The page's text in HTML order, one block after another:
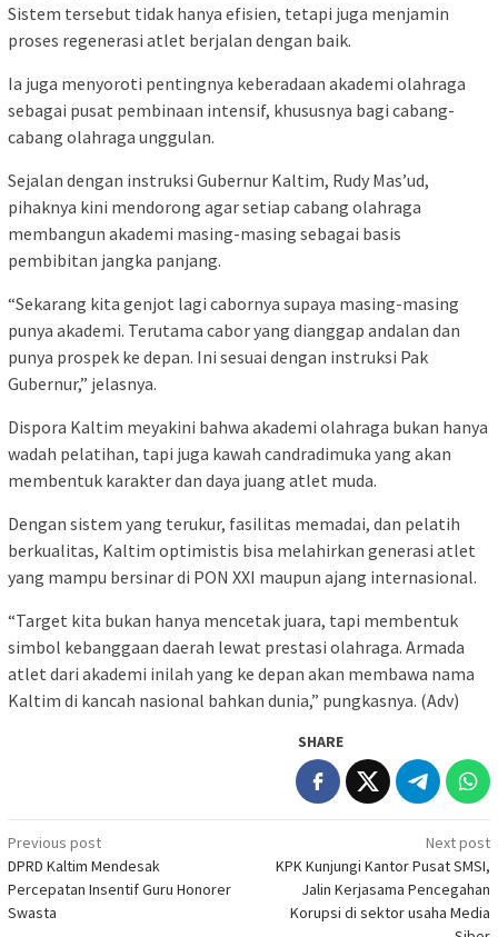
Sistem tersebut tidak hanya efisien, tetapi juga menjamin
proses regenerasi atlet berjalan dengan baik.
Ia juga menyoroti pentingnya keberadaan akademi olahraga
sebagai pusat pembinaan intensif, khususnya bagi cabang-
cabang olahraga unggulan.
Sejalan dengan instruksi Gubernur Kaltim, Rudy Mas’ud,
pihaknya kini mendorong agar setiap cabang olahraga
membangun akademi masing-masing sebagai basis
pembibitan jangka panjang.
“Sekarang kita genjot lagi cabornya supaya masing-masing
punya akademi. Terutama cabor yang dianggap andalan dan
punya prospek ke depan. Ini sesuai dengan instruksi Pak
Gubernur,” jelasnya.
Dispora Kaltim meyakini bahwa akademi olahraga bukan hanya
wadah pelatihan, tapi juga kawah candradimuka yang akan
membentuk karakter dan daya juang atlet muda.
Dengan sistem yang terukur, fasilitas memadai, dan pelatih
berkualitas, Kaltim optimistis bisa melahirkan generasi atlet
yang mampu bersinar di PON XXI maupun ajang internasional.
“Target kita bukan hanya mencetak juara, tapi membentuk
simbol kebanggaan daerah lewat prestasi olahraga. Armada
atlet dari akademi inilah yang ke depan akan membawa nama
Kaltim di kancah nasional bahkan dunia,” pungkasnya. (Adv)
SHARE
Post
navigation
Previous post
DPRD Kaltim Mendesak
Percepatan Insentif Guru Honorer
Swasta
Next post
KPK Kunjungi Kantor Pusat SMSI,
Jalin Kerjasama Pencegahan
Korupsi di sektor usaha Media